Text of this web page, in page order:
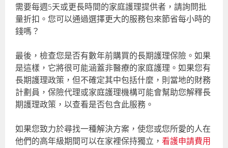
需要每週5天或更長時間的家庭護理提供者，請詢問批
量折扣。您可以通過選擇更大的服務包來節省每小時的
錢嗎？
最後，檢查您是否有數年前購買的長期護理保險。如果
是這樣，它將很可能涵蓋非醫療的家庭護理。如果您有
長期護理政策，但不確定其中包括什麼，則當地的財務
計劃員，保險代理或家庭護理機構可能會幫助您解釋長
期護理政策，以查看是否包含此服務。
如果您致力於尋找一種解決方案，使您或您所愛的人在
他們的高年級期間可以在家裡保持獨立，看護申請費用